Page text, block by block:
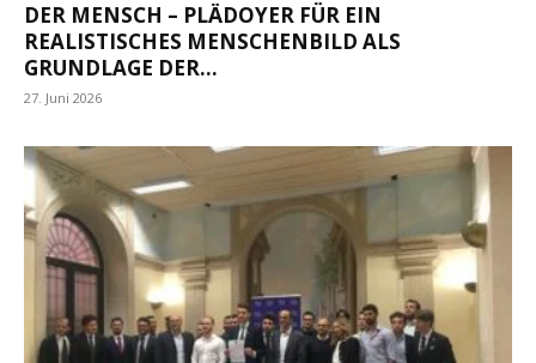
DER MENSCH – PLÄDOYER FÜR EIN
REALISTISCHES MENSCHENBILD ALS
GRUNDLAGE DER...
27. Juni 2026